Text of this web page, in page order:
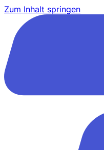
Zum Inhalt springen